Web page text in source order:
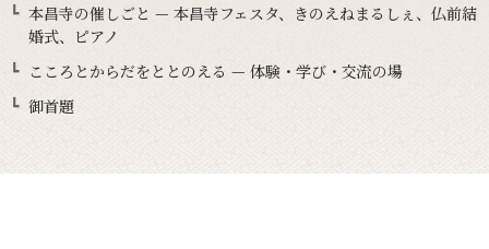
本昌寺の催しごと — 本昌寺フェスタ、きのえねまるしぇ、仏前結
婚式、ピアノ
こころとからだをととのえる — 体験・学び・交流の場
御首題